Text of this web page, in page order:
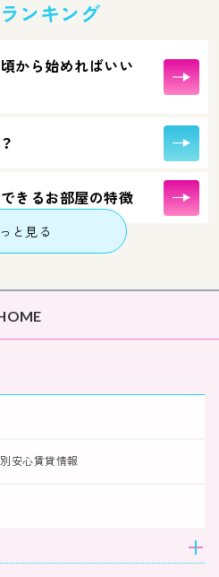
ランキング
から始めればいい
きるお部屋の特徴
と見る
安心賃貸情報